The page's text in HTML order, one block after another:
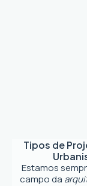
Tipos de
Estamos
campo da